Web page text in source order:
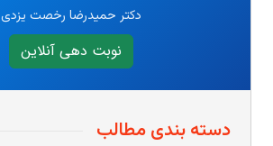
دکتر حمیدرضا رخصت یزدی
نوبت دهی آنلاین
دسته بندی مطالب